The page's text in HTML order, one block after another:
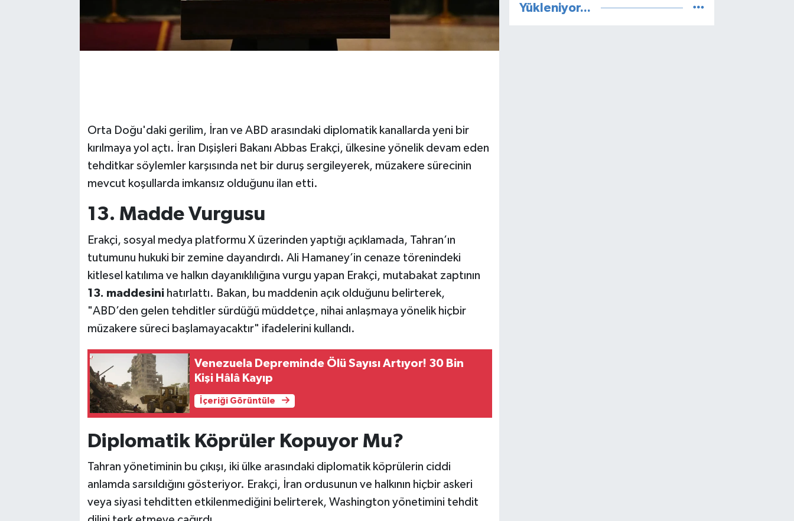
Orta Doğu'daki gerilim, İran ve ABD arasındaki diplomatik kanallarda yeni bir
kırılmaya yol açtı. İran Dışişleri Bakanı Abbas Erakçi, ülkesine yönelik devam eden
tehditkar söylemler karşısında net bir duruş sergileyerek, müzakere sürecinin
mevcut koşullarda imkansız olduğunu ilan etti.
13. Madde Vurgusu
Erakçi, sosyal medya platformu X üzerinden yaptığı açıklamada, Tahran’ın
tutumunu hukuki bir zemine dayandırdı. Ali Hamaney’in cenaze törenindeki
kitlesel katılıma ve halkın dayanıklılığına vurgu yapan Erakçi, mutabakat zaptının
13. maddesinihatırlattı. Bakan, bu maddenin açık olduğunu belirterek,
"ABD’den gelen tehditler sürdüğü müddetçe, nihai anlaşmaya yönelik hiçbir
müzakere süreci başlamayacaktır" ifadelerini kullandı.
Venezuela Depreminde Ölü Sayısı Artıyor! 30 Bin
Kişi Hâlâ Kayıp
İçeriği Görüntüle
Diplomatik Köprüler Kopuyor Mu?
Tahran yönetiminin bu çıkışı, iki ülke arasındaki diplomatik köprülerin ciddi
anlamda sarsıldığını gösteriyor. Erakçi, İran ordusunun ve halkının hiçbir askeri
veya siyasi tehditten etkilenmediğini belirterek, Washington yönetimini tehdit
Yükleniyor...